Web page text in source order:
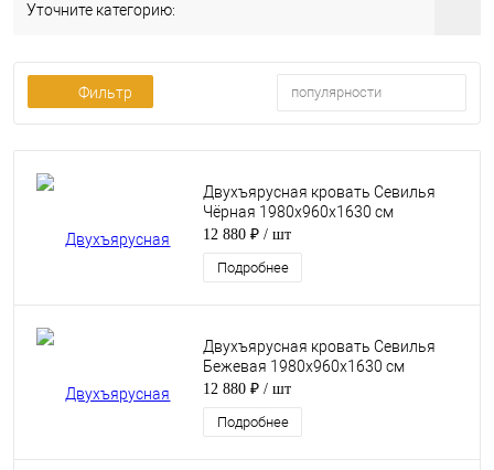
Уточните категорию:
Фильтр популярности
Двухъярусная кровать Севилья
Чёрная 1980х960х1630 см
12 880 ₽ / шт
Подробнее
Двухъярусная кровать Севилья
Бежевая 1980х960х1630 см
12 880 ₽ / шт
Подробнее